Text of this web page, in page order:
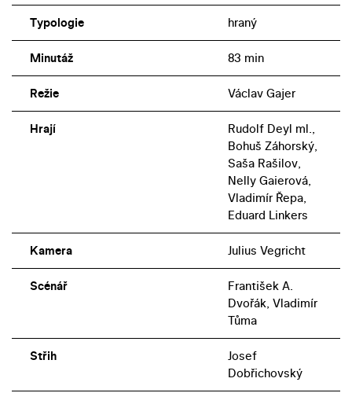
Typologie hraný
Minutáž 83 min
Režie Václav Gajer
Hrají
Rudolf Deyl ml.,
Bohuš Záhorský,
Saša Rašilov,
Nelly Gaierová,
Vladimír Řepa,
Eduard Linkers
Kamera Julius Vegricht
Scénář
František A.
Dvořák, Vladimír
Tůma
Střih
Josef
Dobřichovský